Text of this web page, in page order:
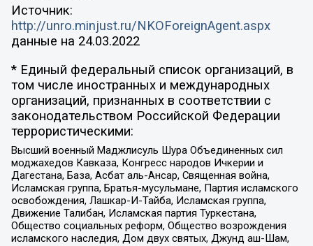
Источник:
http://unro.minjust.ru/NKOForeignAgent.aspx
данные на 24.03.2022
* Единый федеральный список организаций, в
том числе иностранных и международных
организаций, признанных в соответствии с
законодательством Российской Федерации
террористическими:
Высший военный Маджлисуль Шура Объединенных сил
моджахедов Кавказа, Конгресс народов Ичкерии и
Дагестана, База, Асбат аль-Ансар, Священная война,
Исламская группа, Братья-мусульмане, Партия исламского
освобождения, Лашкар-И-Тайба, Исламская группа,
Движение Талибан, Исламская партия Туркестана,
Общество социальных реформ, Общество возрождения
исламского наследия, Дом двух святых, Джунд аш-Шам,